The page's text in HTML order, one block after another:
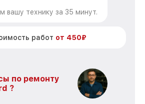
вашу технику за 35 минут.
работ от 450₽
по ремонту
?